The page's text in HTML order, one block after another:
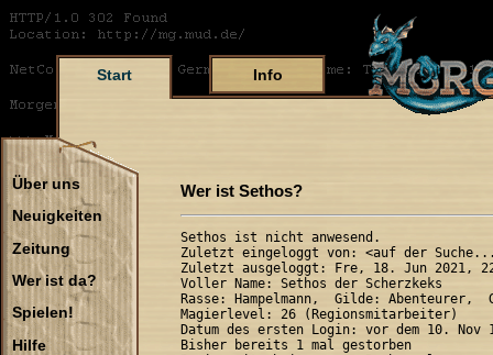
Start Info
Über uns
Neuigkeiten
Zeitung
Wer ist da?
Spielen!
Hilfe
Wer ist Sethos?
Sethos ist nicht anwesend.
Zuletzt eingeloggt von: <auf der
Zuletzt ausgeloggt: Fre, 18. Jun 2021,
Voller Name: Sethos der Scherzkeks
Rasse: Hampelmann,  Gilde: Abenteurer,
Magierlevel: 26 (Regionsmitarbeiter)
Datum des ersten Login: vor dem 10. Nov
Bisher bereits 1 mal gestorben